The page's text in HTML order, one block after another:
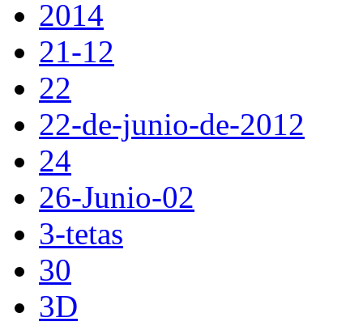
2014
21-12
22
22-de-junio-de-2012
24
26-Junio-02
3-tetas
30
3D